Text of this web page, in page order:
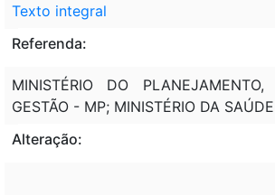
Texto integral
Referenda:
MINISTÉRIO DO
GESTÃO - MP; MINISTÉRIO DA
Alteração: